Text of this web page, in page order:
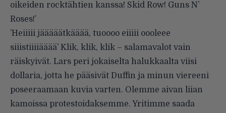
oikeiden rocktähtien kanssa! Skid Row! Guns N’
Roses!’
’Heiiiii jääääätkääää, tuoooo eiiiii oooleee
siiistiiiiääää’ Klik, klik, klik – salamavalot vain
räiskyivät. Lars peri jokaiselta halukkaalta viisi
dollaria, jotta he pääsivät Duffin ja minun viereeni
poseeraamaan kuvia varten. Olemme aivan liian
kamoissa protestoidaksemme. Yritimme saada